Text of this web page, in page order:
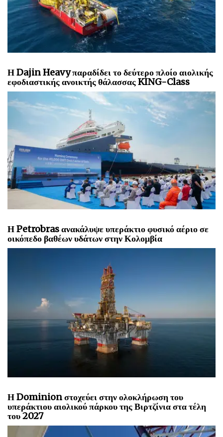
Η Dajin Heavy παραδίδει το δεύτερο πλοίο αιολικής
εφοδιαστικής ανοικτής θάλασσας KING-Class
Η Petrobras ανακάλυψε υπεράκτιο φυσικό αέριο σε
οικόπεδο βαθέων υδάτων στην Κολομβία
Η Dominion στοχεύει στην ολοκλήρωση του
υπεράκτιου αιολικού πάρκου της Βιρτζίνια στα τέλη
του 2027